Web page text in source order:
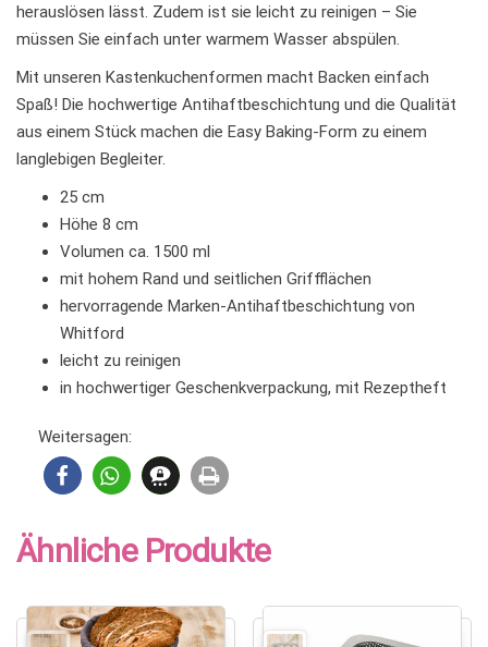
herauslösen lässt. Zudem ist sie leicht zu reinigen – Sie
müssen Sie einfach unter warmem Wasser abspülen.
Mit unseren Kastenkuchenformen macht Backen einfach
Spaß! Die hochwertige Antihaftbeschichtung und die Qualität
aus einem Stück machen die Easy Baking-Form zu einem
langlebigen Begleiter.
25 cm
Höhe 8 cm
Volumen ca. 1500 ml
mit hohem Rand und seitlichen Griffflächen
hervorragende Marken-Antihaftbeschichtung von
Whitford
leicht zu reinigen
in hochwertiger Geschenkverpackung, mit Rezeptheft
Weitersagen:
Ähnliche Produkte